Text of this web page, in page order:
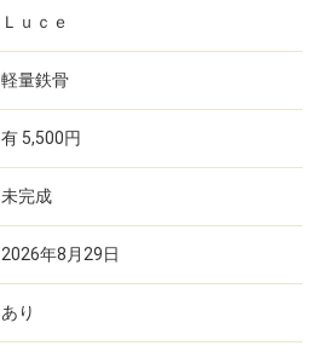
Ｌｕｃｅ
軽量鉄骨
有 5,500円
未完成
2026年8月29日
あり